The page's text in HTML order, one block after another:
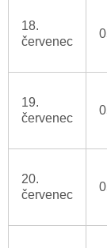
18.
červenec
19.
červenec
20.
červenec